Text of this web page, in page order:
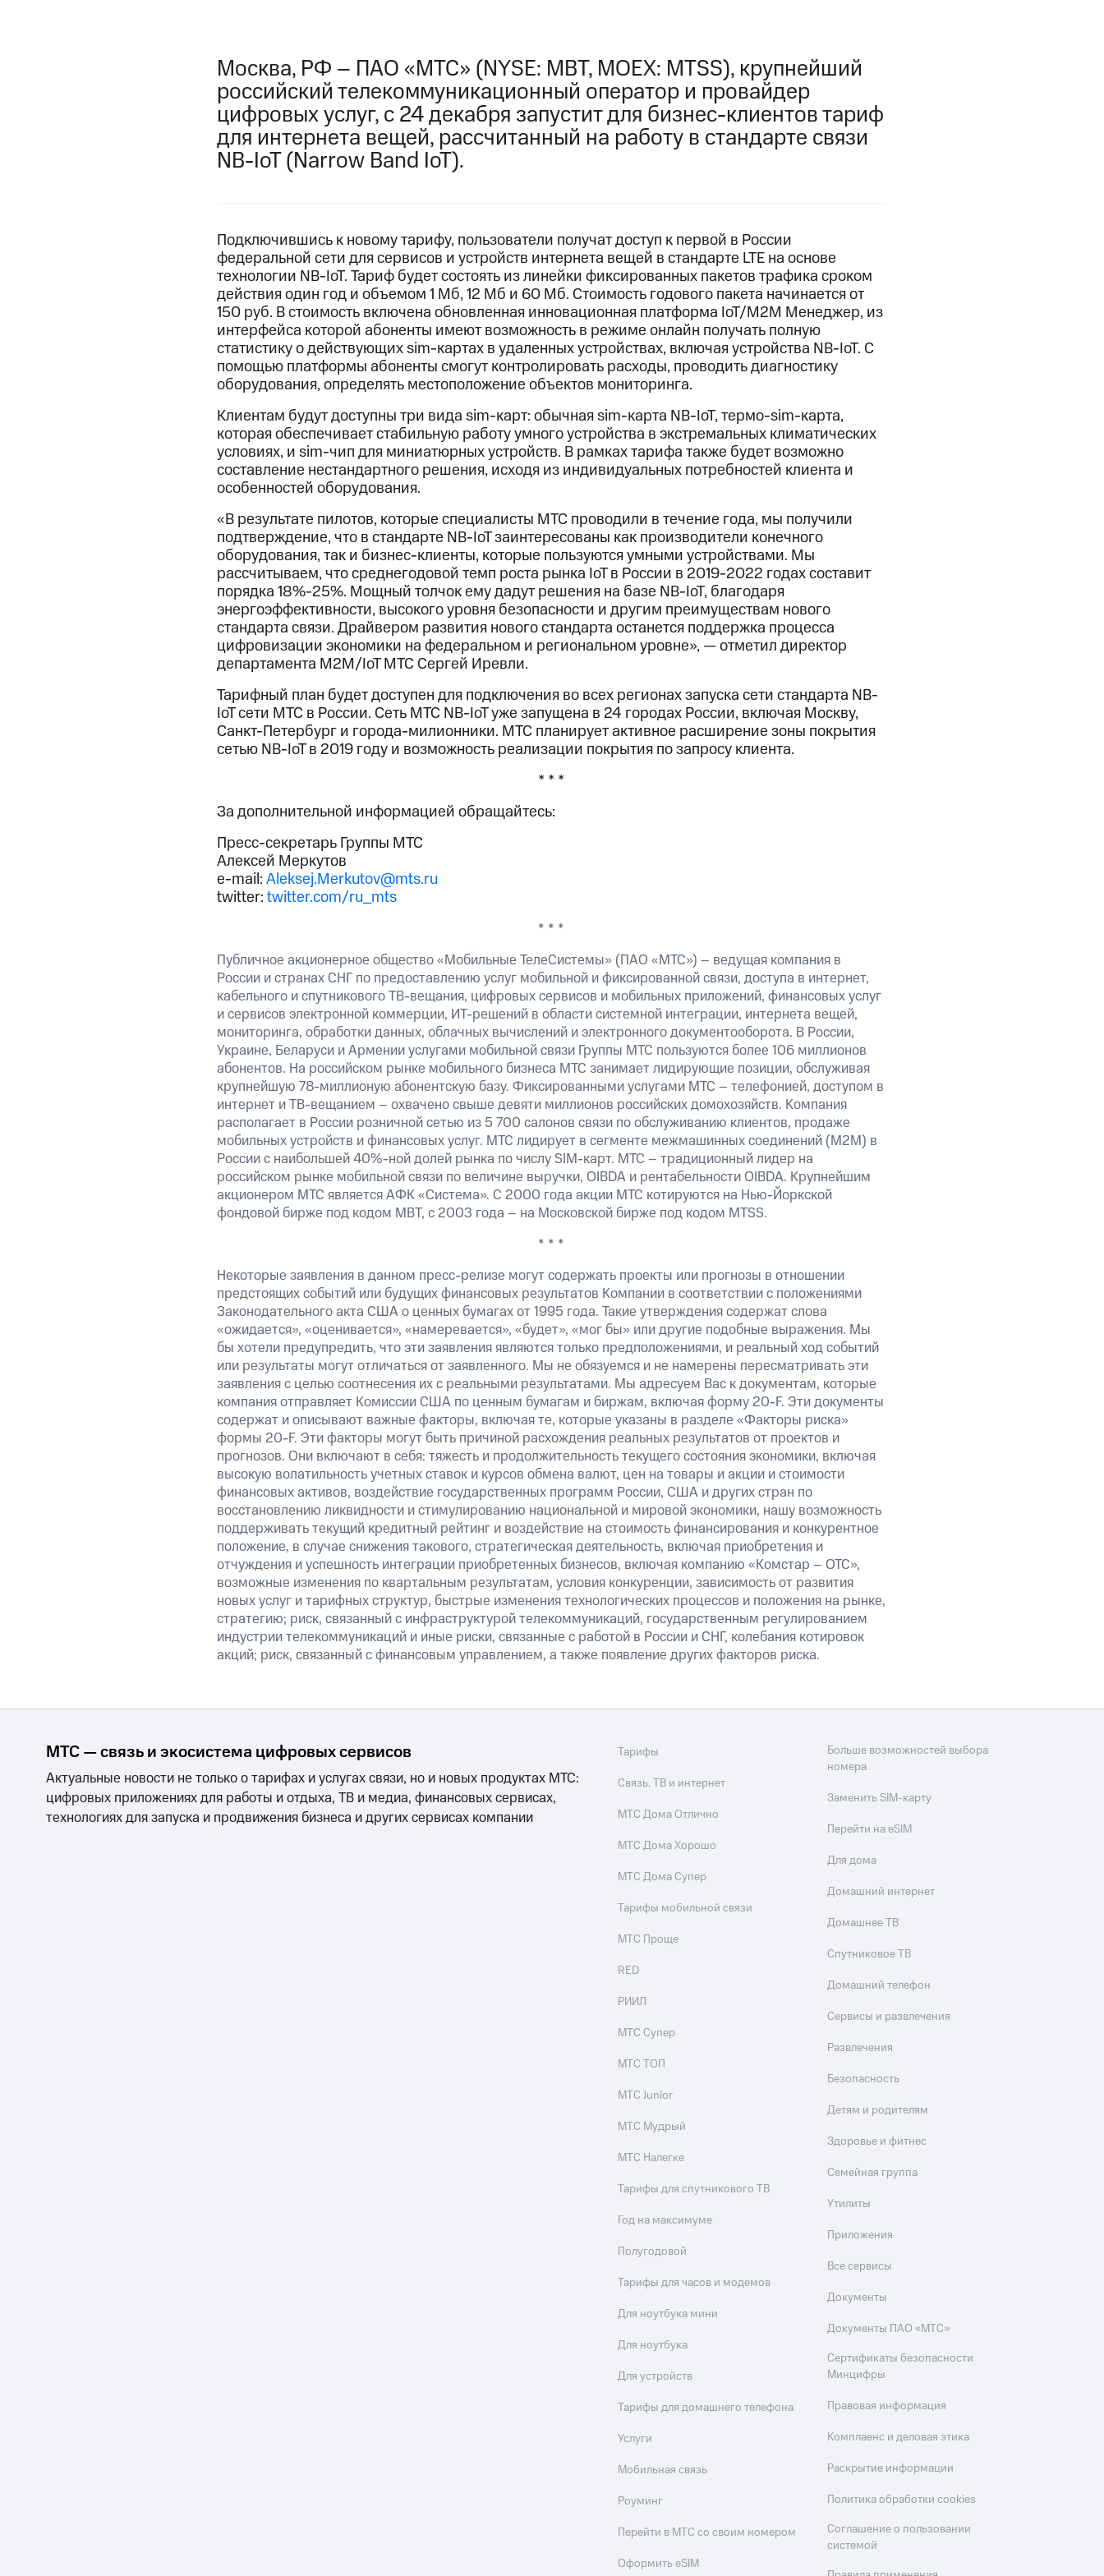
Москва, РФ – ПАО «МТС» (NYSE: MBT, MOEX: MTSS), крупнейший
российский телекоммуникационный оператор и провайдер
цифровых услуг, c 24 декабря запустит для бизнес-клиентов тариф
для интернета вещей, рассчитанный на работу в стандарте связи
NB-IoT (Narrow Band IoT).
Подключившись к новому тарифу, пользователи получат доступ к первой в России
федеральной сети для сервисов и устройств интернета вещей в стандарте LTE на основе
технологии NB-IoT. Тариф будет состоять из линейки фиксированных пакетов трафика сроком
действия один год и объемом 1 Мб, 12 Мб и 60 Мб. Стоимость годового пакета начинается от
150 руб. В стоимость включена обновленная инновационная платформа IoT/М2М Менеджер, из
интерфейса которой абоненты имеют возможность в режиме онлайн получать полную
статистику о действующих sim-картах в удаленных устройствах, включая устройства NB-IoT. С
помощью платформы абоненты смогут контролировать расходы, проводить диагностику
оборудования, определять местоположение объектов мониторинга.
Клиентам будут доступны три вида sim-карт: обычная sim-карта NB-IoT, термо-sim-карта,
которая обеспечивает стабильную работу умного устройства в экстремальных климатических
условиях, и sim-чип для миниатюрных устройств. В рамках тарифа также будет возможно
составление нестандартного решения, исходя из индивидуальных потребностей клиента и
особенностей оборудования.
«В результате пилотов, которые специалисты МТС проводили в течение года, мы получили
подтверждение, что в стандарте NB-IoT заинтересованы как производители конечного
оборудования, так и бизнес-клиенты, которые пользуются умными устройствами. Мы
рассчитываем, что среднегодовой темп роста рынка IoT в России в 2019-2022 годах составит
порядка 18%-25%. Мощный толчок ему дадут решения на базе NB-IoT, благодаря
энергоэффективности, высокого уровня безопасности и другим преимуществам нового
стандарта связи. Драйвером развития нового стандарта останется поддержка процесса
цифровизации экономики на федеральном и региональном уровне», — отметил директор
департамента М2М/IoT МТС Сергей Иревли.
Тарифный план будет доступен для подключения во всех регионах запуска сети стандарта NB-
IoT сети МТС в России. Сеть МТС NB-IoT уже запущена в 24 городах России, включая Москву,
Санкт-Петербург и города-милионники. МТС планирует активное расширение зоны покрытия
сетью NB-IoT в 2019 году и возможность реализации покрытия по запросу клиента.
* * *
За дополнительной информацией обращайтесь:
Пресс-секретарь Группы МТС
Алексей Меркутов
e-mail:Aleksej.Merkutov@mts.ru
twitter:twitter.com/ru_mts
* * *
Публичное акционерное общество «Мобильные ТелеСистемы» (ПАО «МТС») – ведущая компания в
России и странах СНГ по предоставлению услуг мобильной и фиксированной связи, доступа в интернет,
кабельного и спутникового ТВ-вещания, цифровых сервисов и мобильных приложений, финансовых услуг
и сервисов электронной коммерции, ИТ-решений в области системной интеграции, интернета вещей,
мониторинга, обработки данных, облачных вычислений и электронного документооборота. В России,
Украине, Беларуси и Армении услугами мобильной связи Группы МТС пользуются более 106 миллионов
абонентов. На российском рынке мобильного бизнеса МТС занимает лидирующие позиции, обслуживая
крупнейшую 78-миллионую абонентскую базу. Фиксированными услугами МТС – телефонией, доступом в
интернет и ТВ-вещанием – охвачено свыше девяти миллионов российских домохозяйств. Компания
располагает в России розничной сетью из 5 700 салонов связи по обслуживанию клиентов, продаже
мобильных устройств и финансовых услуг. МТС лидирует в сегменте межмашинных соединений (М2М) в
России c наибольшей 40%-ной долей рынка по числу SIM-карт. МТС – традиционный лидер на
российском рынке мобильной связи по величине выручки, OIBDA и рентабельности OIBDA. Крупнейшим
акционером МТС является АФК «Система». С 2000 года акции МТС котируются на Нью-Йоркской
фондовой бирже под кодом MBT, с 2003 года – на Московской бирже под кодом MTSS.
* * *
Некоторые заявления в данном пресс-релизе могут содержать проекты или прогнозы в отношении
предстоящих событий или будущих финансовых результатов Компании в соответствии с положениями
Законодательного акта США о ценных бумагах от 1995 года. Такие утверждения содержат слова
«ожидается», «оценивается», «намеревается», «будет», «мог бы» или другие подобные выражения. Мы
бы хотели предупредить, что эти заявления являются только предположениями, и реальный ход событий
или результаты могут отличаться от заявленного. Мы не обязуемся и не намерены пересматривать эти
заявления с целью соотнесения их с реальными результатами. Мы адресуем Вас к документам, которые
компания отправляет Комиссии США по ценным бумагам и биржам, включая форму 20-F. Эти документы
содержат и описывают важные факторы, включая те, которые указаны в разделе «Факторы риска»
формы 20-F. Эти факторы могут быть причиной расхождения реальных результатов от проектов и
прогнозов. Они включают в себя: тяжесть и продолжительность текущего состояния экономики, включая
высокую волатильность учетных ставок и курсов обмена валют, цен на товары и акции и стоимости
финансовых активов, воздействие государственных программ России, США и других стран по
восстановлению ликвидности и стимулированию национальной и мировой экономики, нашу возможность
поддерживать текущий кредитный рейтинг и воздействие на стоимость финансирования и конкурентное
положение, в случае снижения такового, стратегическая деятельность, включая приобретения и
отчуждения и успешность интеграции приобретенных бизнесов, включая компанию «Комстар – ОТС»,
возможные изменения по квартальным результатам, условия конкуренции, зависимость от развития
новых услуг и тарифных структур, быстрые изменения технологических процессов и положения на рынке,
стратегию; риск, связанный с инфраструктурой телекоммуникаций, государственным регулированием
индустрии телекоммуникаций и иные риски, связанные с работой в России и СНГ, колебания котировок
акций; риск, связанный с финансовым управлением, а также появление других факторов риска.
МТС — связь и экосистема цифровых сервисов
Актуальные новости не только о тарифах и услугах связи, но и новых продуктах МТС:
цифровых приложениях для работы и отдыха, ТВ и медиа, финансовых сервисах,
технологиях для запуска и продвижения бизнеса и других сервисах компании
Тарифы
Связь, ТВ и интернет
МТС Дома Отлично
МТС Дома Хорошо
МТС Дома Супер
Тарифы мобильной связи
МТС Проще
RED
РИИЛ
МТС Супер
МТС ТОП
МТС Junior
МТС Мудрый
МТС Налегке
Тарифы для спутникового ТВ
Год на максимуме
Полугодовой
Тарифы для часов и модемов
Для ноутбука мини
Для ноутбука
Для устройств
Тарифы для домашнего телефона
Услуги
Мобильная связь
Роуминг
Перейти в МТС со своим номером
Оформить eSIM
Больше возможностей выбора
номера
Заменить SIM-карту
Перейти на eSIM
Для дома
Домашний интернет
Домашнее ТВ
Спутниковое ТВ
Домашний телефон
Сервисы и развлечения
Развлечения
Безопасность
Детям и родителям
Здоровье и фитнес
Семейная группа
Утилиты
Приложения
Все сервисы
Документы
Документы ПАО «МТС»
Сертификаты безопасности
Минцифры
Правовая информация
Комплаенс и деловая этика
Раскрытие информации
Политика обработки cookies
Соглашение о пользовании
системой